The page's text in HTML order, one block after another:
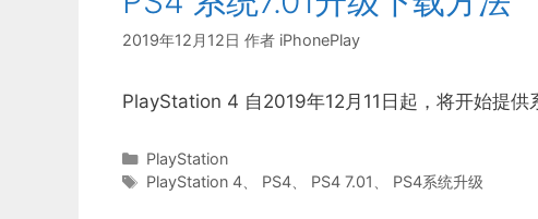
2019年12月12日 作者 iPhonePlay
PlayStation 4 自2019年12月11日起，将开始提
分
类
PlayStation
标
PlayStation 4、 PS4、 PS4 7.01 PS4系统升级